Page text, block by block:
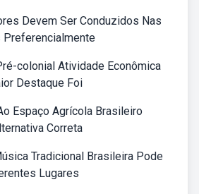
Devem Ser Conduzidos Nas
Preferencialmente
colonial Atividade Econômica
Destaque Foi
Espaço Agrícola Brasileiro
Correta
Tradicional Brasileira Pode
Lugares